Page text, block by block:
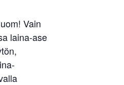
Vain
laina-ase